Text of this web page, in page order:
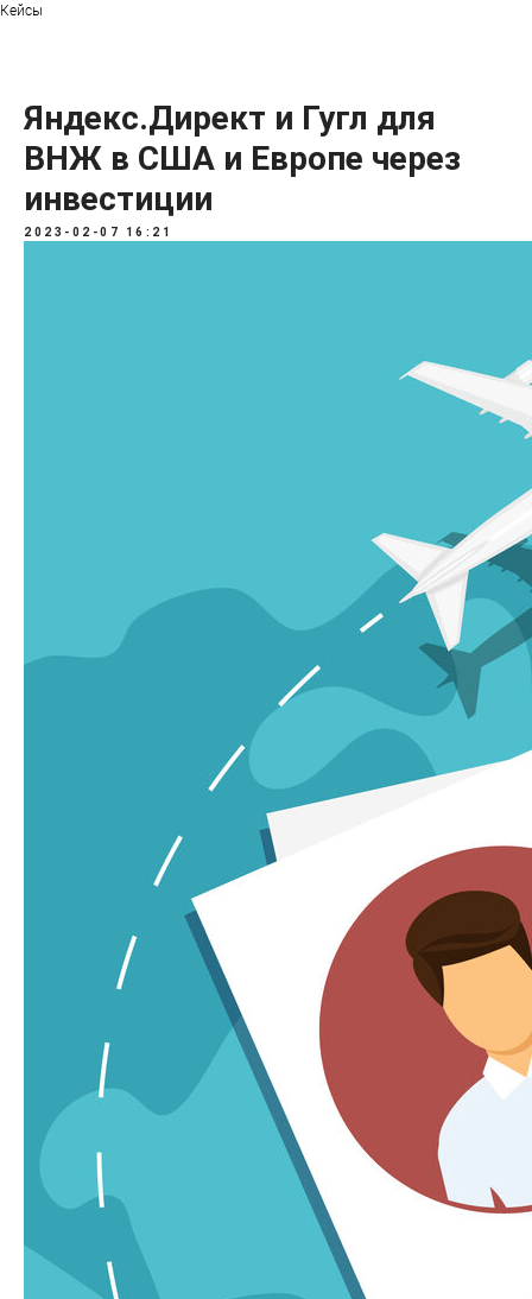
Кейсы
Яндекс.Директ и Гугл для
ВНЖ в США и Европе через
инвестиции
2023-02-07 16:21